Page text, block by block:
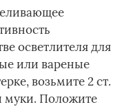
осветлителя для
или вареные
возьмите 2 ст.
муки. Положите